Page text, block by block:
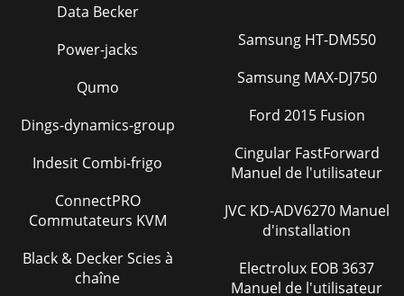
Data Becker
Power-jacks
Qumo
Dings-dynamics-group
Indesit Combi-frigo
ConnectPRO
Commutateurs KVM
Black & Decker Scies à
chaîne
Samsung HT-DM550
Samsung MAX-DJ750
Ford 2015 Fusion
Cingular FastForward
Manuel de l'utilisateur
JVC KD-ADV6270 Manuel
d'installation
Electrolux EOB 3637
Manuel de l'utilisateur